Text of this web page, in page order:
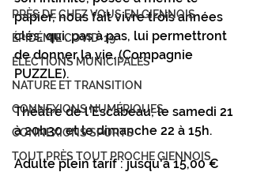
PRÈS DE CHEZ VOUS EN GIENNOIS
ÉPIDÉMIE COVID-19
ÉLECTIONS MUNICIPALES
NATURE ET TRANSITION
CONNEXIONS NUMÉRIQUES
CONNEXIONS SPORTS
TOUT PRÈS TOUT PROCHE GIENNOIS
papier, nous fait vivre trois années
clés, qui, pas à pas, lui permettront
de donner la vie. (Compagnie
PUZZLE).
Théâtre de l'Escabeau; le samedi 21
à 20h30 et le dimanche 22 à 15h.
Adulte plein tarif : jusqu'à 15,00 €